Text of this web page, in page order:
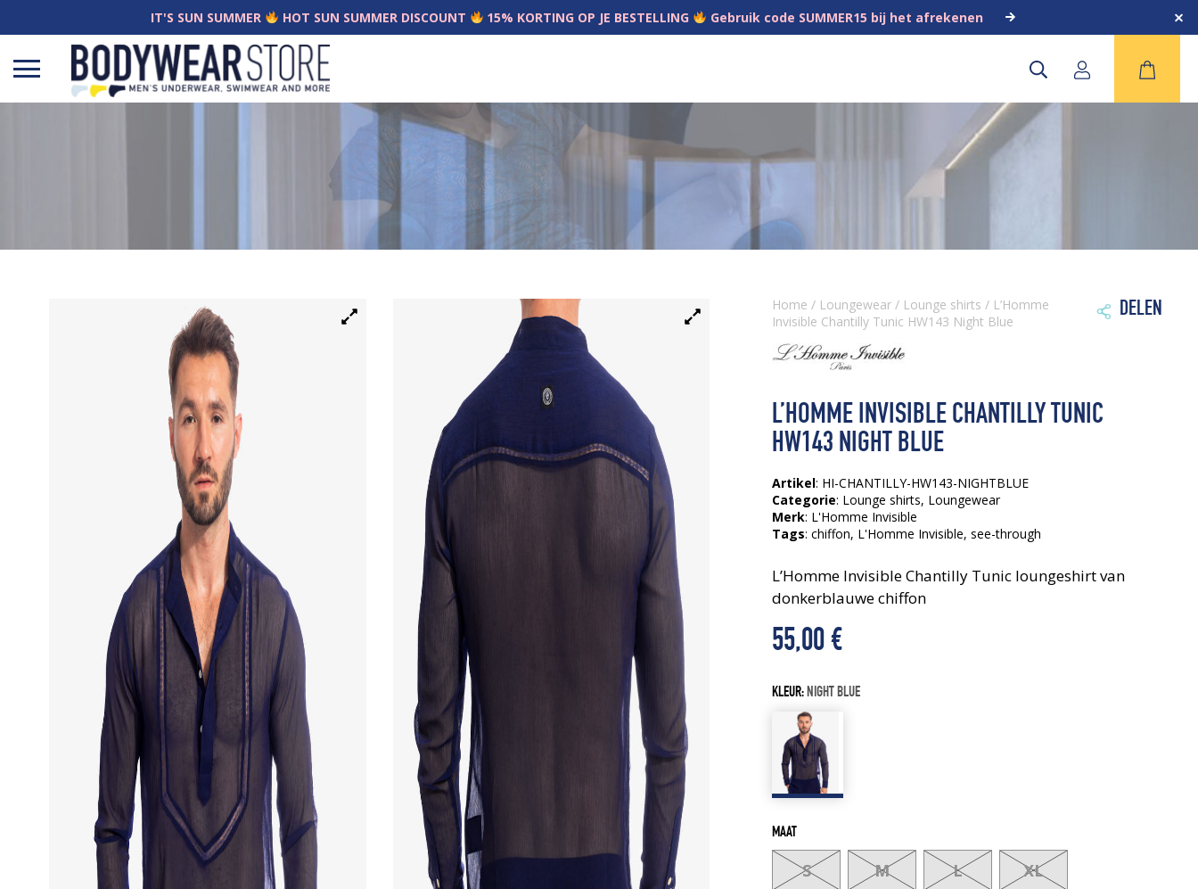
IT'S SUN SUMMER HOT SUN SUMMER DISCOUNT 15% KORTING OP JE BESTELLING Gebruik code SUMMER15 bij het afrekenen
Open
Home / Loungewear / Lounge shirts / L’Homme
Invisible Chantilly Tunic HW143 Night Blue
 DELEN
L’HOMME INVISIBLE CHANTILLY TUNIC
HW143 NIGHT BLUE
Artikel: HI-CHANTILLY-HW143-NIGHTBLUE
Categorie: Lounge shirts, Loungewear
Merk: L'Homme Invisible
Tags:chiffon, L'Homme Invisible, see-through
L’Homme Invisible Chantilly Tunic loungeshirt van
donkerblauwe chiffon
55,00€
KLEUR:NIGHT BLUE
MAAT
S M L XL